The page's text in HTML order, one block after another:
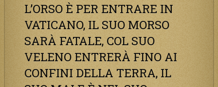
L’ORSO È PER ENTRARE IN
VATICANO, IL SUO MORSO
SARÀ FATALE, COL SUO
VELENO ENTRERÀ FINO AI
CONFINI DELLA TERRA, IL